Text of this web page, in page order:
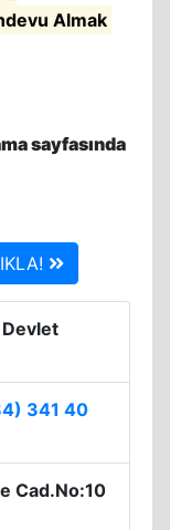
Almak
sayfasında
341 40
Cad.No:10